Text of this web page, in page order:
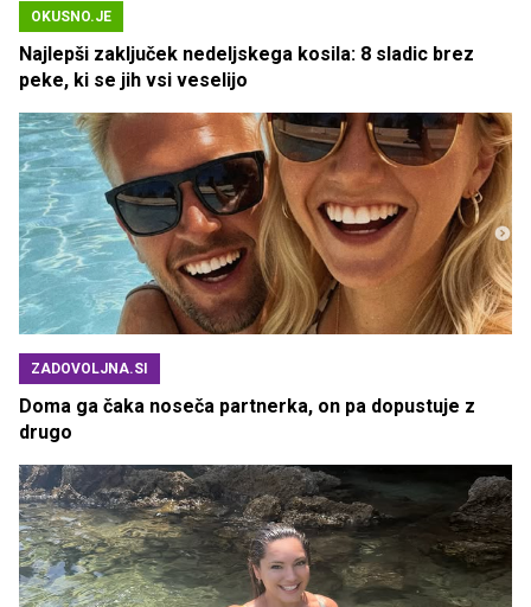
OKUSNO.JE
Najlepši zaključek nedeljskega kosila: 8 sladic brez
peke, ki se jih vsi veselijo
ZADOVOLJNA.SI
Doma ga čaka noseča partnerka, on pa dopustuje z
drugo